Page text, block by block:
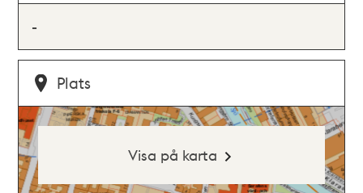
-
Plats
Visa på karta